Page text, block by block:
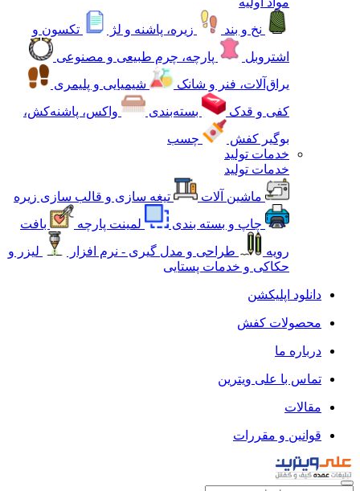
نخ و بند
زیره، پاشنه و لژ
تکسون و
اشتروبل
پارچه، چرم طبیعی و مصنوعی
یراق‌آلات، فنر و شانک
شیمیایی و پلیمری
کفی و قدک
بسته‌بندی
واکس، پاشنه‌کش،
بوگیر کفش
چسب
خدمات تولید
خدمات تولید
ماشین آلات
تیغه سازی و قالب سازی زیره
چاپ و بسته بندی
لمینت پارچه
بافت
رویه
طراحی و مدل گیری - نرم افزار
لیزر و
حکاکی و خدمات پستایی
دانلود اپلیکشن
محصولات کفش
درباره ما
تماس با علی ویترین
مقالات
قوانین و مقررات